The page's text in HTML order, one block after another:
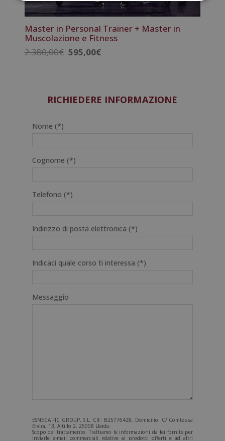
Master in Personal Trainer + Master in
Muscolazione e Fitness
2.380,00€ Il
2.380,00€.
595,00€Il
595,00€.
RICHIEDERE INFORMAZIONE
Nome (*)
Cognome (*)
Telefono (*)
Indirizzo di posta elettronica (*)
Indicaci quale corso ti interessa (*)
Messaggio
ESNECA FIC GROUP, S.L, CIF: B25776428, Domicilio: C/ Comtessa
Elvira, 13, Altillo 2, 25008 Lleida.
Scopo del trattamento: Trattiamo le informazioni da lei fornite per
inviarle e-mail commerciali relative ai prodotti offerti e ad altri